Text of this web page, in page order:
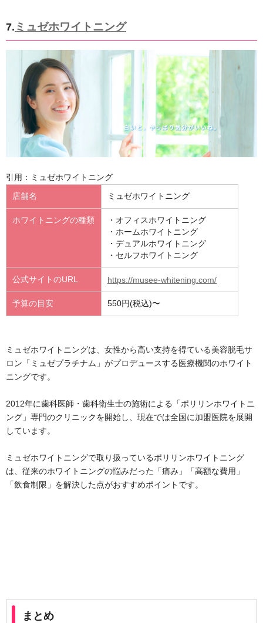
7. ミュゼホワイトニング
引用：ミュゼホワイトニング
店舗名 ミュゼホワイトニング
ホワイトニングの種類
・オフィスホワイトニング
・ホームホワイトニング
・デュアルホワイトニング
・セルフホワイトニング
公式サイトのURL https://musee-whitening.com/
予算の目安 550円(税込)〜
ミュゼホワイトニングは、女性から高い支持を得ている美容脱毛サ
ロン「ミュゼプラチナム」がプロデュースする医療機関のホワイト
ニングです。
2012年に歯科医師・歯科衛生士の施術による「ポリリンホワイトニ
ング」専門のクリニックを開始し、現在では全国に加盟医院を展開
しています。
ミュゼホワイトニングで取り扱っているポリリンホワイトニング
は、従来のホワイトニングの悩みだった「痛み」「高額な費用」
「飲食制限」を解決した点がおすすめポイントです。
まとめ